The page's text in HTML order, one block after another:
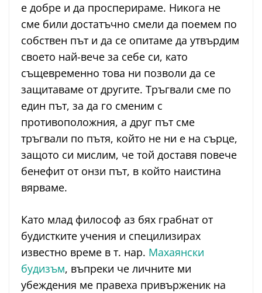
е добре и да просперираме. Никога не
сме били достатъчно смели да поемем по
собствен път и да се опитаме да утвърдим
своето най-вече за себе си, като
същевременно това ни позволи да се
защитаваме от другите. Тръгвали сме по
един път, за да го сменим с
противоположния, а друг път сме
тръгвали по пътя, който не ни е на сърце,
защото си мислим, че той доставя повече
бенефит от онзи път, в който наистина
вярваме.
Като млад философ аз бях грабнат от
будистките учения и специлизирах
известно време в т. нар. Махаянски
будизъм, въпреки че личните ми
убеждения ме правеха привърженик на